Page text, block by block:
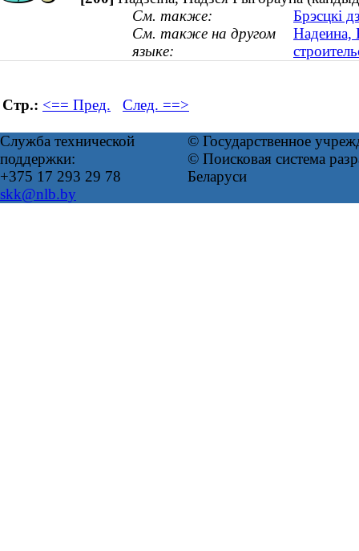
См. также:
Брэсцкі
См. также на другом
языке:
Надеина,
Стр.: <== Пред. След. ==>
Служба технической
поддержки:
+375 17 293 29 78
skk@nlb.by
© Государственное
© Поисковая система
Беларуси